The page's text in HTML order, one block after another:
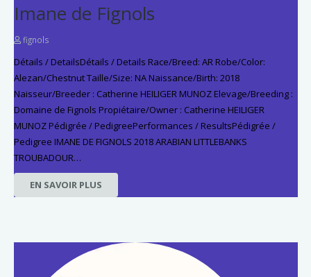
Imane de Fignols
fignols
Détails / DetailsDétails / Details Race/Breed: AR Robe/Color:
Alezan/Chestnut Taille/Size: NA Naissance/Birth: 2018
Naisseur/Breeder : Catherine HEILIGER MUNOZ Elevage/Breeding :
Domaine de Fignols Propiétaire/Owner : Catherine HEILIGER
MUNOZ Pédigrée / PedigreePerformances / ResultsPédigrée /
Pedigree IMANE DE FIGNOLS 2018 ARABIAN LITTLEBANKS
TROUBADOUR…
EN SAVOIR PLUS